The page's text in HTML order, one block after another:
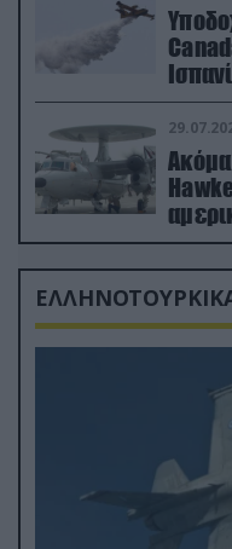
Ακόμα